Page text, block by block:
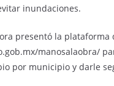
inundaciones.
presentó la plataforma
manosalaobra/
por municipio y darle